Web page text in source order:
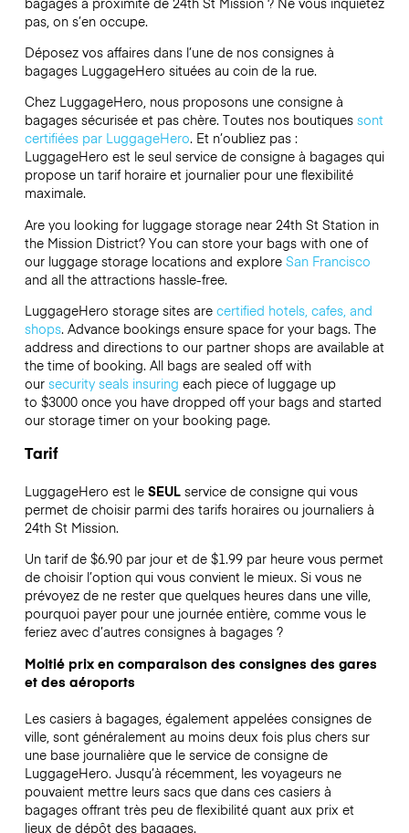
pas, on s’en occupe.
Déposez vos affaires dans l’une de nos consignes à
bagages LuggageHero situées au coin de la rue.
Chez LuggageHero, nous proposons une consigne à
bagages sécurisée et pas chère. Toutes nos boutiques sont
certifiées par LuggageHero. Et n’oubliez pas :
LuggageHero est le seul service de consigne à bagages qui
propose un tarif horaire et journalier pour une flexibilité
maximale.
Are you looking for luggage storage near 24th St Station in
the Mission District? You can store your bags with one of
our luggage storage locations and explore San Francisco
and all the attractions hassle-free.
LuggageHero storage sites are certified hotels, cafes, and
shops. Advance bookings ensure space for your bags. The
address and directions to our partner shops are available at
the time of booking. All bags are sealed off with
our security seals insuring each piece of luggage up
to $3000 once you have dropped off your bags and started
our storage timer on your booking page.
Tarif
LuggageHero est le SEULservice de consigne qui vous
permet de choisir parmi des tarifs horaires ou journaliers à
24th St Mission.
Un tarif de $6.90 par jour et de $1.99 par heure vous permet
de choisir l’option qui vous convient le mieux. Si vous ne
prévoyez de ne rester que quelques heures dans une ville,
pourquoi payer pour une journée entière, comme vous le
feriez avec d’autres consignes à bagages ?
Moitié prix en comparaison des consignes des gares
et des aéroports
Les casiers à bagages, également appelées consignes de
ville, sont généralement au moins deux fois plus chers sur
une base journalière que le service de consigne de
LuggageHero. Jusqu’à récemment, les voyageurs ne
pouvaient mettre leurs sacs que dans ces casiers à
bagages offrant très peu de flexibilité quant aux prix et
lieux de dépôt des bagages.